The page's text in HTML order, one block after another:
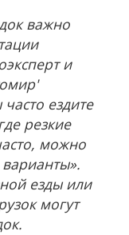
важно
и
ездите
резкие
можно
езды или
могут